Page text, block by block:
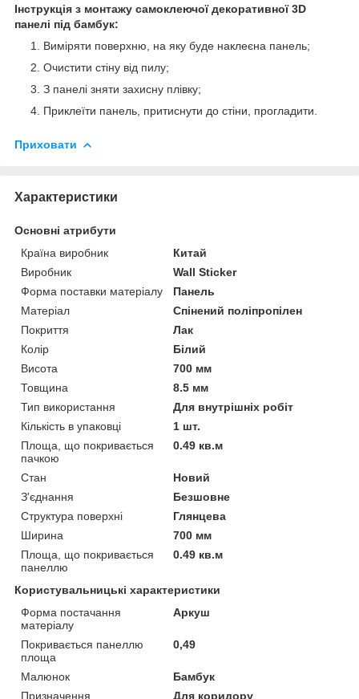
Інструкція з монтажу самоклеючої декоративної 3D
панелі під бамбук:
Виміряти поверхню, на яку буде наклеєна панель;
Очистити стіну від пилу;
З панелі зняти захисну плівку;
Приклеїти панель, притиснути до стіни, прогладити.
Приховати
Характеристики
Основні атрибути
Країна виробник
Китай
Виробник
Wall Sticker
Форма поставки матеріалу
Панель
Матеріал
Спінений поліпропілен
Покриття
Лак
Колір
Білий
Висота
700 мм
Товщина
8.5 мм
Тип використання
Для внутрішніх робіт
Кількість в упаковці
1 шт.
Площа, що покривається
пачкою
0.49 кв.м
Стан
Новий
З'єднання
Безшовне
Структура поверхні
Глянцева
Ширина
700 мм
Площа, що покривається
панеллю
0.49 кв.м
Користувальницькі характеристики
Форма постачання
матеріалу
Аркуш
Покривається панеллю
площа
0,49
Малюнок
Бамбук
Призначення
Для коридору